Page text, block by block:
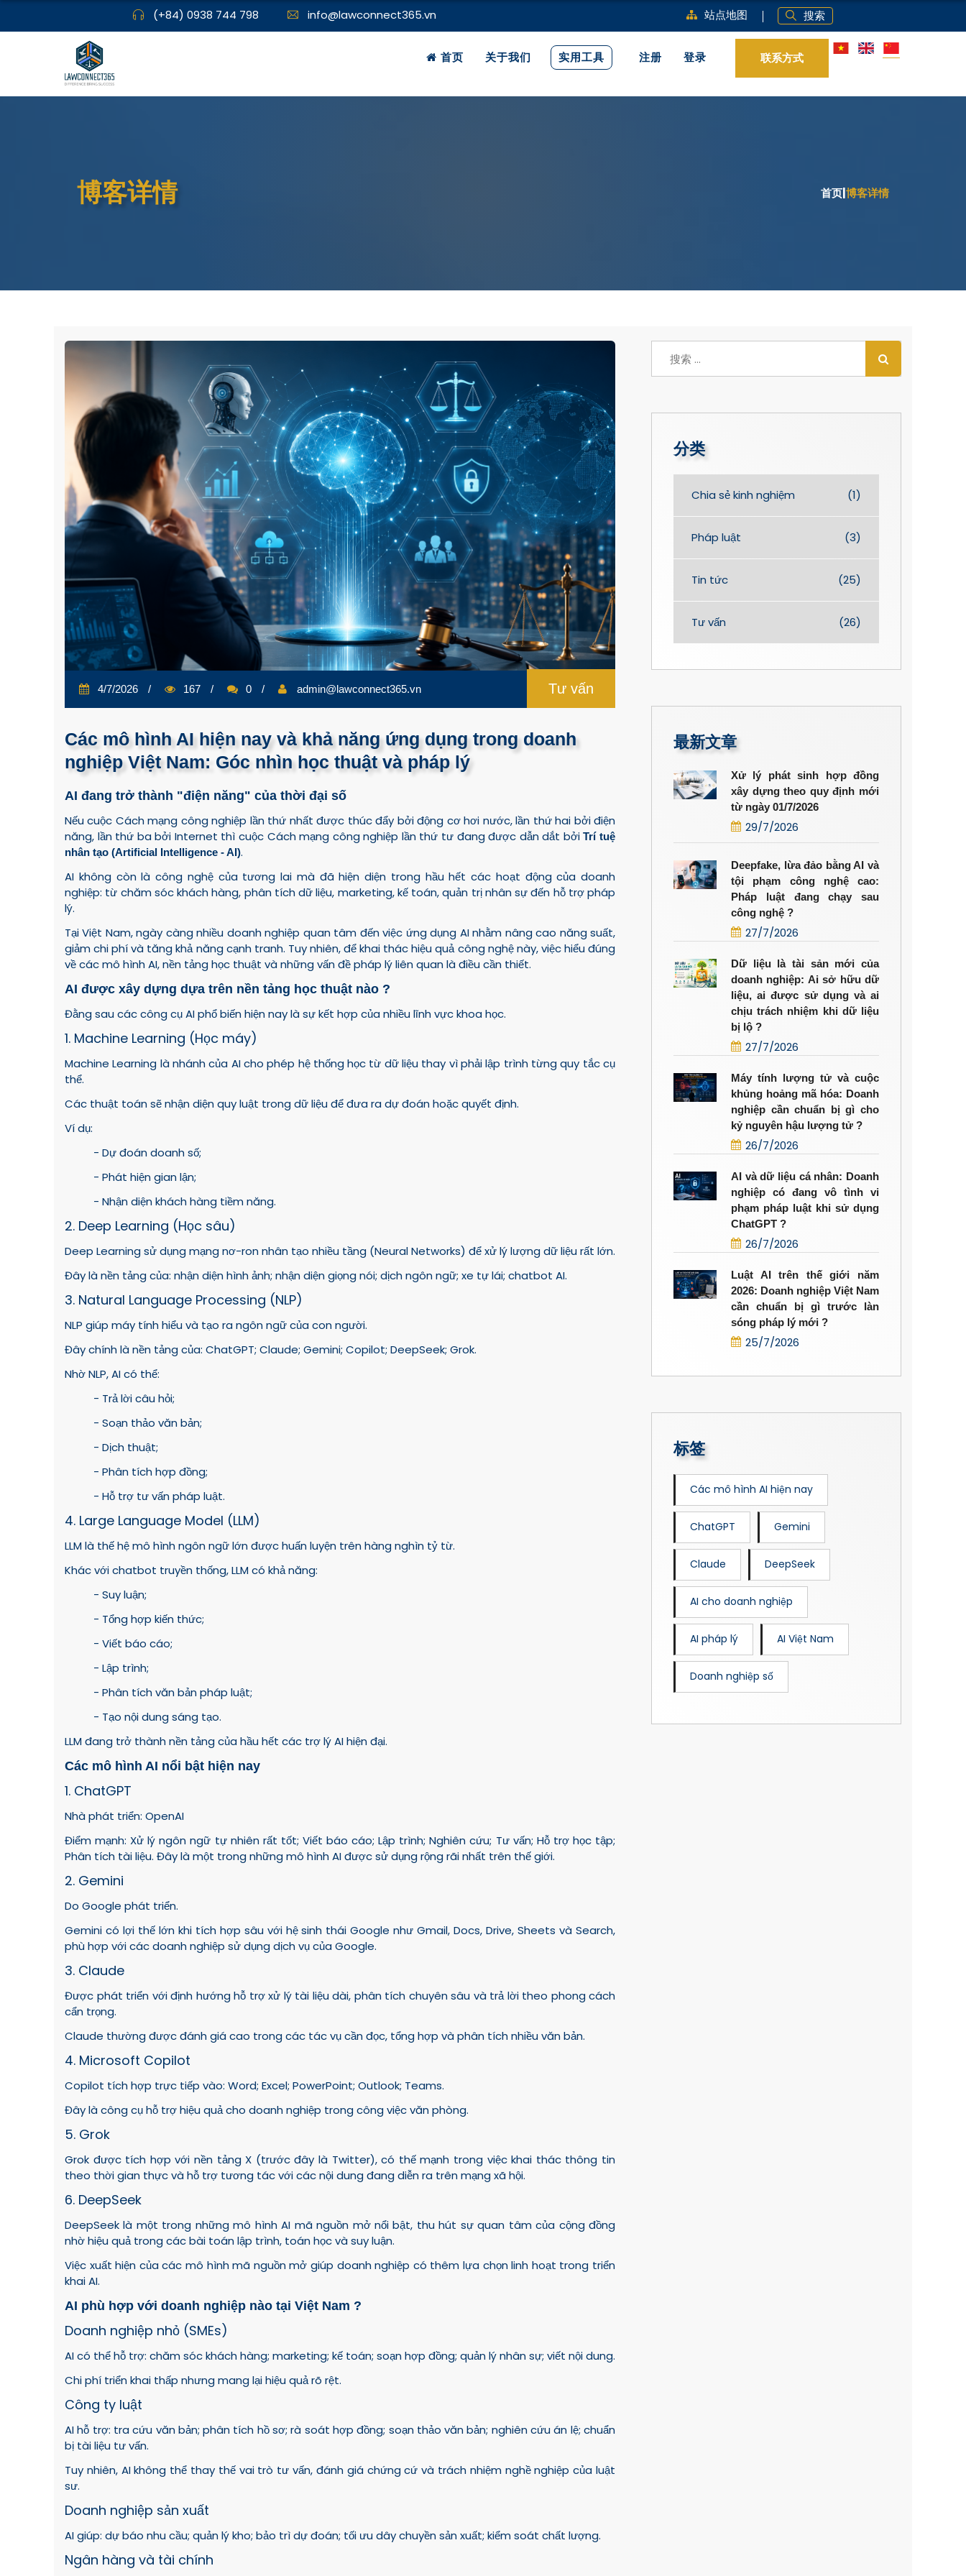
(+84) 0938 744 798 info@lawconnect365.vn 站点地图 搜索
首页 关于我们 实用工具 注册 登录 联系方式
博客详情 首页 博客详情
Tư vấn
4/7/2026 167 0 admin@lawconnect365.vn
Các mô hình AI hiện nay và khả năng ứng dụng trong doanh
nghiệp Việt Nam: Góc nhìn học thuật và pháp lý
AI đang trở thành "điện năng" của thời đại số
Nếu cuộc Cách mạng công nghiệp lần thứ nhất được thúc đẩy bởi động cơ hơi nước, lần thứ hai bởi điện
năng, lần thứ ba bởi Internet thì cuộc Cách mạng công nghiệp lần thứ tư đang được dẫn dắt bởiTrí tuệ
nhân tạo (Artificial Intelligence - AI).
AI không còn là công nghệ của tương lai mà đã hiện diện trong hầu hết các hoạt động của doanh
nghiệp: từ chăm sóc khách hàng, phân tích dữ liệu, marketing, kế toán, quản trị nhân sự đến hỗ trợ pháp
lý.
Tại Việt Nam, ngày càng nhiều doanh nghiệp quan tâm đến việc ứng dụng AI nhằm nâng cao năng suất,
giảm chi phí và tăng khả năng cạnh tranh. Tuy nhiên, để khai thác hiệu quả công nghệ này, việc hiểu đúng
về các mô hình AI, nền tảng học thuật và những vấn đề pháp lý liên quan là điều cần thiết.
AI được xây dựng dựa trên nền tảng học thuật nào ?
Đằng sau các công cụ AI phổ biến hiện nay là sự kết hợp của nhiều lĩnh vực khoa học.
1. Machine Learning (Học máy)
Machine Learning là nhánh của AI cho phép hệ thống học từ dữ liệu thay vì phải lập trình từng quy tắc cụ
thể.
Các thuật toán sẽ nhận diện quy luật trong dữ liệu để đưa ra dự đoán hoặc quyết định.
Ví dụ:
- Dự đoán doanh số;
- Phát hiện gian lận;
- Nhận diện khách hàng tiềm năng.
2. Deep Learning (Học sâu)
Deep Learning sử dụng mạng nơ-ron nhân tạo nhiều tầng (Neural Networks) để xử lý lượng dữ liệu rất lớn.
Đây là nền tảng của: nhận diện hình ảnh; nhận diện giọng nói; dịch ngôn ngữ; xe tự lái; chatbot AI.
3. Natural Language Processing (NLP)
NLP giúp máy tính hiểu và tạo ra ngôn ngữ của con người.
Đây chính là nền tảng của: ChatGPT; Claude; Gemini; Copilot; DeepSeek; Grok.
Nhờ NLP, AI có thể:
- Trả lời câu hỏi;
- Soạn thảo văn bản;
- Dịch thuật;
- Phân tích hợp đồng;
- Hỗ trợ tư vấn pháp luật.
4. Large Language Model (LLM)
LLM là thế hệ mô hình ngôn ngữ lớn được huấn luyện trên hàng nghìn tỷ từ.
Khác với chatbot truyền thống, LLM có khả năng:
- Suy luận;
- Tổng hợp kiến thức;
- Viết báo cáo;
- Lập trình;
- Phân tích văn bản pháp luật;
- Tạo nội dung sáng tạo.
LLM đang trở thành nền tảng của hầu hết các trợ lý AI hiện đại.
Các mô hình AI nổi bật hiện nay
1. ChatGPT
Nhà phát triển: OpenAI
Điểm mạnh: Xử lý ngôn ngữ tự nhiên rất tốt; Viết báo cáo; Lập trình; Nghiên cứu; Tư vấn; Hỗ trợ học tập;
Phân tích tài liệu. Đây là một trong những mô hình AI được sử dụng rộng rãi nhất trên thế giới.
2. Gemini
Do Google phát triển.
Gemini có lợi thế lớn khi tích hợp sâu với hệ sinh thái Google như Gmail, Docs, Drive, Sheets và Search,
phù hợp với các doanh nghiệp sử dụng dịch vụ của Google.
3. Claude
Được phát triển với định hướng hỗ trợ xử lý tài liệu dài, phân tích chuyên sâu và trả lời theo phong cách
cẩn trọng.
Claude thường được đánh giá cao trong các tác vụ cần đọc, tổng hợp và phân tích nhiều văn bản.
4. Microsoft Copilot
Copilot tích hợp trực tiếp vào: Word; Excel; PowerPoint; Outlook; Teams.
Đây là công cụ hỗ trợ hiệu quả cho doanh nghiệp trong công việc văn phòng.
5. Grok
Grok được tích hợp với nền tảng X (trước đây là Twitter), có thế mạnh trong việc khai thác thông tin
theo thời gian thực và hỗ trợ tương tác với các nội dung đang diễn ra trên mạng xã hội.
6. DeepSeek
DeepSeek là một trong những mô hình AI mã nguồn mở nổi bật, thu hút sự quan tâm của cộng đồng
nhờ hiệu quả trong các bài toán lập trình, toán học và suy luận.
Việc xuất hiện của các mô hình mã nguồn mở giúp doanh nghiệp có thêm lựa chọn linh hoạt trong triển
khai AI.
AI phù hợp với doanh nghiệp nào tại Việt Nam ?
Doanh nghiệp nhỏ (SMEs)
AI có thể hỗ trợ: chăm sóc khách hàng; marketing; kế toán; soạn hợp đồng; quản lý nhân sự; viết nội dung.
Chi phí triển khai thấp nhưng mang lại hiệu quả rõ rệt.
Công ty luật
AI hỗ trợ: tra cứu văn bản; phân tích hồ sơ; rà soát hợp đồng; soạn thảo văn bản; nghiên cứu án lệ; chuẩn
bị tài liệu tư vấn.
Tuy nhiên, AI không thể thay thế vai trò tư vấn, đánh giá chứng cứ và trách nhiệm nghề nghiệp của luật
sư.
Doanh nghiệp sản xuất
AI giúp: dự báo nhu cầu; quản lý kho; bảo trì dự đoán; tối ưu dây chuyền sản xuất; kiểm soát chất lượng.
Ngân hàng và tài chính
分类
Chia sẻ kinh nghiệm (1)
Pháp luật (3)
Tin tức (25)
Tư vấn (26)
最新文章
Xử lý phát sinh hợp đồng
xây dựng theo quy định mới
từ ngày 01/7/2026
29/7/2026
Deepfake, lừa đảo bằng AI và
tội phạm công nghệ cao:
Pháp luật đang chạy sau
công nghệ ?
27/7/2026
Dữ liệu là tài sản mới của
doanh nghiệp: Ai sở hữu dữ
liệu, ai được sử dụng và ai
chịu trách nhiệm khi dữ liệu
bị lộ ?
27/7/2026
Máy tính lượng tử và cuộc
khủng hoảng mã hóa: Doanh
nghiệp cần chuẩn bị gì cho
kỷ nguyên hậu lượng tử ?
26/7/2026
AI và dữ liệu cá nhân: Doanh
nghiệp có đang vô tình vi
phạm pháp luật khi sử dụng
ChatGPT ?
26/7/2026
Luật AI trên thế giới năm
2026: Doanh nghiệp Việt Nam
cần chuẩn bị gì trước làn
sóng pháp lý mới ?
25/7/2026
标签
Các mô hình AI hiện nay
ChatGPT Gemini
Claude DeepSeek
AI cho doanh nghiệp
AI pháp lý AI Việt Nam
Doanh nghiệp số